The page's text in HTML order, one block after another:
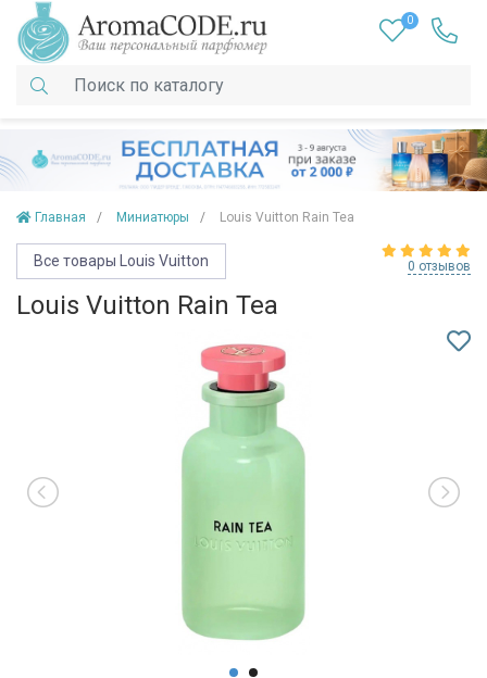
0
Главная Миниатюры Louis Vuitton Rain Tea
Все товары Louis Vuitton 0 отзывов
Louis Vuitton Rain Tea